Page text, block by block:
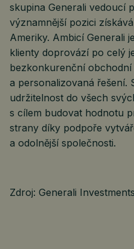
skupina Generali vedoucí
významnější pozici
Ameriky. Ambicí Generali
klienty doprovází po celý
bezkonkurenční
a personalizovaná řešení.
udržitelnost do všech
s cílem budovat hodnotu
strany díky podpoře
a odolnější společnosti.
Zdroj: Generali